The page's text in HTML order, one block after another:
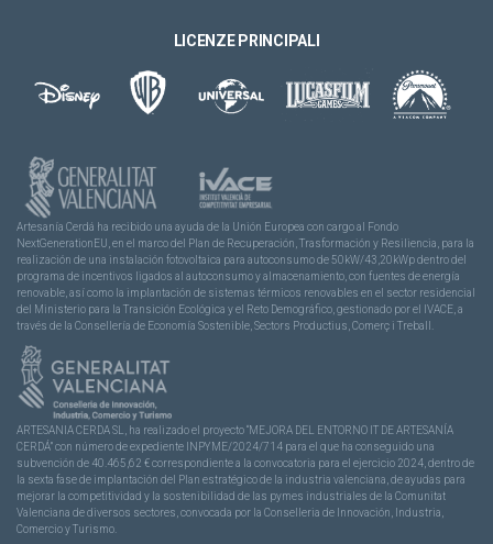
LICENZE PRINCIPALI
Artesanía Cerdá ha recibido una ayuda de la Unión Europea con cargo al Fondo
NextGenerationEU, en el marco del Plan de Recuperación, Trasformación y Resiliencia, para la
realización de una instalación fotovoltaica para autoconsumo de 50kW/43,20kWp dentro del
programa de incentivos ligados al autoconsumo y almacenamiento, con fuentes de energía
renovable, así como la implantación de sistemas térmicos renovables en el sector residencial
del Ministerio para la Transición Ecológica y el Reto Demográfico, gestionado por el IVACE, a
través de la Consellería de Economía Sostenible, Sectors Productius, Comerç i Treball.
ARTESANIA CERDA SL, ha realizado el proyecto “MEJORA DEL ENTORNO IT DE ARTESANÍA
CERDÁ” con número de expediente INPYME/2024/714 para el que ha conseguido una
subvención de 40.465,62 € correspondiente a la convocatoria para el ejercicio 2024, dentro de
la sexta fase de implantación del Plan estratégico de la industria valenciana, de ayudas para
mejorar la competitividad y la sostenibilidad de las pymes industriales de la Comunitat
Valenciana de diversos sectores, convocada por la Conselleria de Innovación, Industria,
Comercio y Turismo.